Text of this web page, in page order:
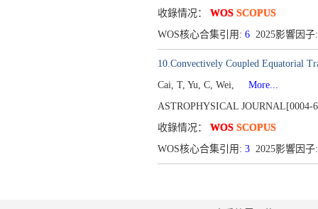
收錄情况： WOS SCOPUS
WOS核心合集引用: 62025影響因
10.Convectively Coupled Equatorial
Cai, T, Yu, C, Wei,
More...
ASTROPHYSICAL JOURNAL[0004-
收錄情况： WOS SCOPUS
WOS核心合集引用: 32025影響因